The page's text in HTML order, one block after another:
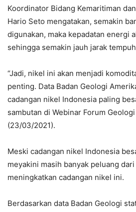
Koordinator Bidang Kemaritiman
Hario Seto mengatakan, semakin
digunakan, maka kepadatan energi
sehingga semakin jauh jarak
“Jadi, nikel ini akan menjadi
penting. Data Badan Geologi
cadangan nikel Indonesia paling
sambutan di Webinar Forum
(23/03/2021).
Meski cadangan nikel Indonesia
meyakini masih banyak peluang
meningkatkan cadangan nikel ini.
Berdasarkan data Badan Geologi